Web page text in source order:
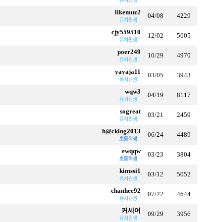
likemuz2 04/08 4229
cjy559510 12/02 5605
poer249 10/29 4970
yayaja11 03/05 3943
wqw3 04/19 8117
sogreat 03/21 2459
h@cking2013 06/24 4489
ewqqw 03/23 3804
kimssi1 03/12 5052
chanhee92 07/22 4644
커세어 09/29 3956